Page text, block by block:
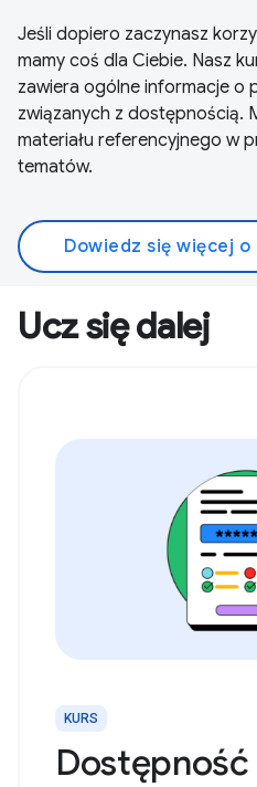
Jeśli dopiero zaczynasz
mamy coś dla Ciebie. Nasz
zawiera ogólne informacje o
związanych z dostępnością.
materiału referencyjnego w
tematów.
Ucz się dalej
KURS